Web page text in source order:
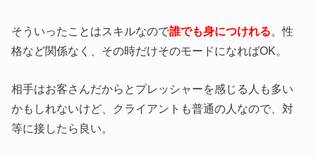
そういったことはスキルなので誰でも身につけれる。性
格など関係なく、その時だけそのモードになればOK。
相手はお客さんだからとプレッシャーを感じる人も多い
かもしれないけど、クライアントも普通の人なので、対
等に接したら良い。